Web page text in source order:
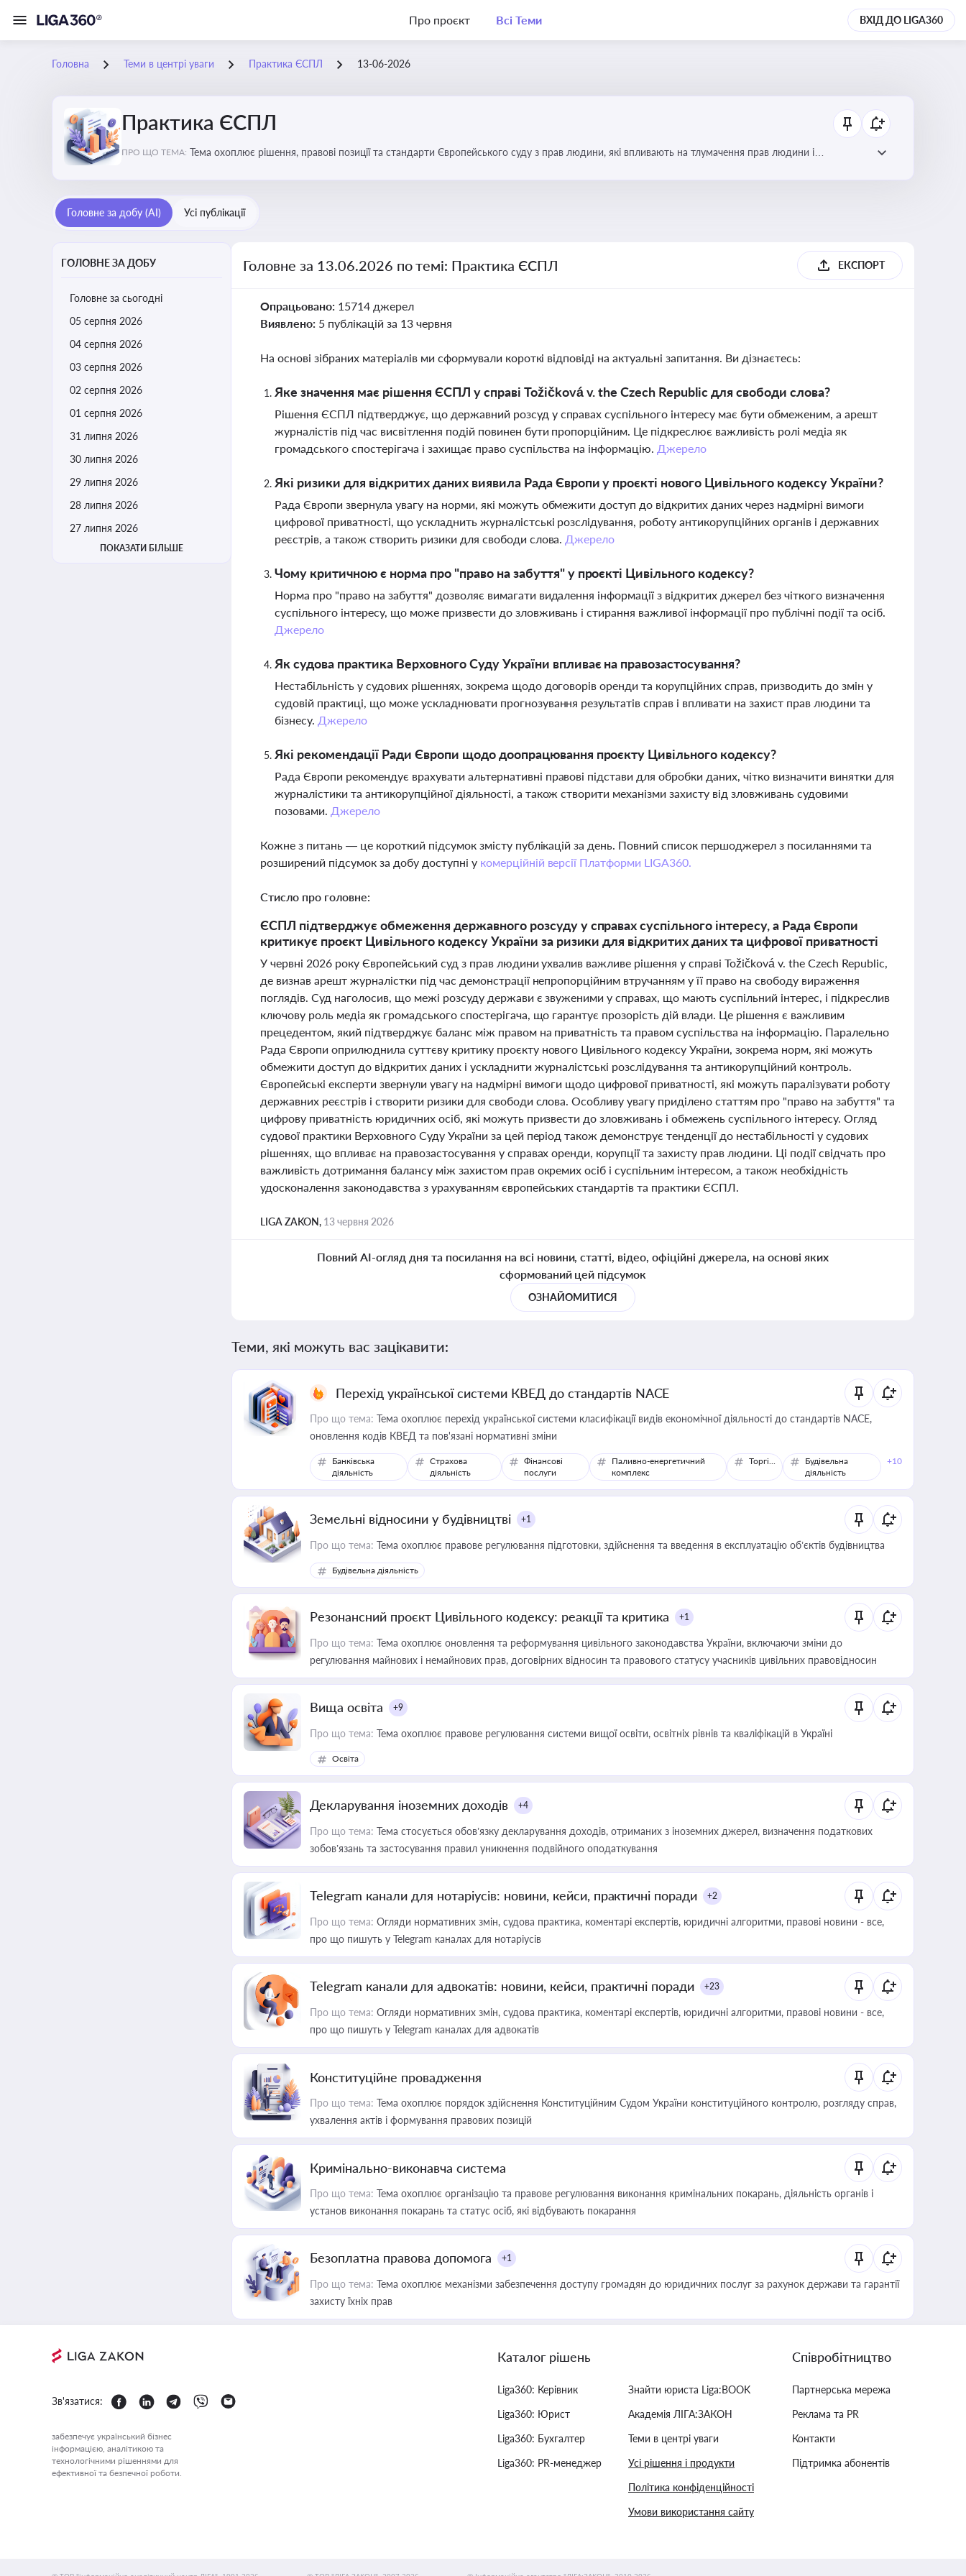
Про проєкт Всі Теми ВХІД ДО LIGA360
Головна Теми в центрі уваги Практика ЄСПЛ 13-06-2026
Практика ЄСПЛ
ПРО ЩО ТЕМА: Тема охоплює рішення, правові позиції та стандарти Європейського суду з прав людини, які впливають на тлумачення прав людини і
Головне за добу (AI) Усі публікації
ГОЛОВНЕ ЗА ДОБУ
Головне за сьогодні
05 серпня 2026
04 серпня 2026
03 серпня 2026
02 серпня 2026
01 серпня 2026
31 липня 2026
30 липня 2026
29 липня 2026
28 липня 2026
27 липня 2026
ПОКАЗАТИ БІЛЬШЕ
Головне за 13.06.2026 по темі: Практика ЄСПЛ ЕКСПОРТ
Опрацьовано: 15714 джерел
Виявлено: 5 публікацій за 13 червня
На основі зібраних матеріалів ми сформували короткі відповіді на актуальні запитання. Ви дізнаєтесь:
Яке значення має рішення ЄСПЛ у справі Tožičková v. the Czech Republic для свободи слова?
Рішення ЄСПЛ підтверджує, що державний розсуд у справах суспільного інтересу має бути обмеженим, а арешт
журналістів під час висвітлення подій повинен бути пропорційним. Це підкреслює важливість ролі медіа як
громадського спостерігача і захищає право суспільства на інформацію. Джерело
Які ризики для відкритих даних виявила Рада Європи у проєкті нового Цивільного кодексу України?
Рада Європи звернула увагу на норми, які можуть обмежити доступ до відкритих даних через надмірні вимоги
цифрової приватності, що ускладнить журналістські розслідування, роботу антикорупційних органів і державних
реєстрів, а також створить ризики для свободи слова. Джерело
Чому критичною є норма про "право на забуття" у проєкті Цивільного кодексу?
Норма про "право на забуття" дозволяє вимагати видалення інформації з відкритих джерел без чіткого визначення
суспільного інтересу, що може призвести до зловживань і стирання важливої інформації про публічні події та осіб.
Джерело
Як судова практика Верховного Суду України впливає на правозастосування?
Нестабільність у судових рішеннях, зокрема щодо договорів оренди та корупційних справ, призводить до змін у
судовій практиці, що може ускладнювати прогнозування результатів справ і впливати на захист прав людини та
бізнесу. Джерело
Які рекомендації Ради Європи щодо доопрацювання проєкту Цивільного кодексу?
Рада Європи рекомендує врахувати альтернативні правові підстави для обробки даних, чітко визначити винятки для
журналістики та антикорупційної діяльності, а також створити механізми захисту від зловживань судовими
позовами. Джерело
Кожне з питань — це короткий підсумок змісту публікацій за день. Повний список першоджерел з посиланнями та
розширений підсумок за добу доступні у комерційній версії Платформи LIGA360.
Стисло про головне:
ЄСПЛ підтверджує обмеження державного розсуду у справах суспільного інтересу, а Рада Європи
критикує проєкт Цивільного кодексу України за ризики для відкритих даних та цифрової приватності
У червні 2026 року Європейський суд з прав людини ухвалив важливе рішення у справі Tožičková v. the Czech Republic,
де визнав арешт журналістки під час демонстрації непропорційним втручанням у її право на свободу вираження
поглядів. Суд наголосив, що межі розсуду держави є звуженими у справах, що мають суспільний інтерес, і підкреслив
ключову роль медіа як громадського спостерігача, що гарантує прозорість дій влади. Це рішення є важливим
прецедентом, який підтверджує баланс між правом на приватність та правом суспільства на інформацію. Паралельно
Рада Європи оприлюднила суттєву критику проєкту нового Цивільного кодексу України, зокрема норм, які можуть
обмежити доступ до відкритих даних і ускладнити журналістські розслідування та антикорупційний контроль.
Європейські експерти звернули увагу на надмірні вимоги щодо цифрової приватності, які можуть паралізувати роботу
державних реєстрів і створити ризики для свободи слова. Особливу увагу приділено статтям про "право на забуття" та
цифрову приватність юридичних осіб, які можуть призвести до зловживань і обмежень суспільного інтересу. Огляд
судової практики Верховного Суду України за цей період також демонструє тенденції до нестабільності у судових
рішеннях, що впливає на правозастосування у справах оренди, корупції та захисту прав людини. Ці події свідчать про
важливість дотримання балансу між захистом прав окремих осіб і суспільним інтересом, а також необхідність
удосконалення законодавства з урахуванням європейських стандартів та практики ЄСПЛ.
LIGA ZAKON, 13 червня 2026
Повний AI-огляд дня та посилання на всі новини, статті, відео, офіційні джерела, на основі яких
сформований цей підсумок
ОЗНАЙОМИТИСЯ
Теми, які можуть вас зацікавити:
Перехід української системи КВЕД до стандартів NACE
Про що тема: Тема охоплює перехід української системи класифікації видів економічної діяльності до стандартів NACE,
оновлення кодів КВЕД та пов'язані нормативні зміни
Банківська
діяльність
Страхова
діяльність
Фінансові
послуги
Паливно-енергетичний
комплекс
Торгівля
Будівельна
діяльність
+10
Земельні відносини у будівництві +1
Про що тема: Тема охоплює правове регулювання підготовки, здійснення та введення в експлуатацію об’єктів будівництва
Будівельна діяльність
Резонансний проєкт Цивільного кодексу: реакції та критика +1
Про що тема: Тема охоплює оновлення та реформування цивільного законодавства України, включаючи зміни до
регулювання майнових і немайнових прав, договірних відносин та правового статусу учасників цивільних правовідносин
Вища освіта +9
Про що тема: Тема охоплює правове регулювання системи вищої освіти, освітніх рівнів та кваліфікацій в Україні
Освіта
Декларування іноземних доходів +4
Про що тема: Тема стосується обов’язку декларування доходів, отриманих з іноземних джерел, визначення податкових
зобов’язань та застосування правил уникнення подвійного оподаткування
Telegram канали для нотаріусів: новини, кейси, практичні поради +2
Про що тема: Огляди нормативних змін, судова практика, коментарі експертів, юридичні алгоритми, правові новини - все,
про що пишуть у Telegram каналах для нотаріусів
Telegram канали для адвокатів: новини, кейси, практичні поради +23
Про що тема: Огляди нормативних змін, судова практика, коментарі експертів, юридичні алгоритми, правові новини - все,
про що пишуть у Telegram каналах для адвокатів
Конституційне провадження
Про що тема: Тема охоплює порядок здійснення Конституційним Судом України конституційного контролю, розгляду справ,
ухвалення актів і формування правових позицій
Кримінально-виконавча система
Про що тема: Тема охоплює організацію та правове регулювання виконання кримінальних покарань, діяльність органів і
установ виконання покарань та статус осіб, які відбувають покарання
Безоплатна правова допомога +1
Про що тема: Тема охоплює механізми забезпечення доступу громадян до юридичних послуг за рахунок держави та гарантії
захисту їхніх прав
Зв'язатися:
забезпечує український бізнес
інформацією, аналітикою та
технологічними рішеннями для
ефективної та безпечної роботи.
Каталог рішень
Liga360: Керівник
Liga360: Юрист
Liga360: Бухгалтер
Liga360: PR-менеджер
Знайти юриста Liga:BOOK
Академія ЛІГА:ЗАКОН
Теми в центрі уваги
Усі рішення і продукти
Політика конфіденційності
Умови використання сайту
Співробітництво
Партнерська мережа
Реклама та PR
Контакти
Підтримка абонентів